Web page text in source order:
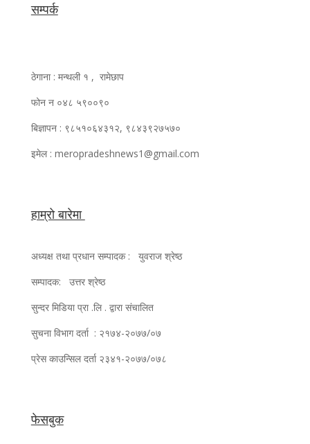
सम्पर्क
ठेगाना : मन्थली १ , रामेछाप
फोन न ०४८ ५९००९०
बिज्ञापन : ९८५१०६४३१२, ९८४३९२७५७०
इमेल : meropradeshnews1@gmail.com
हाम्रो बारेमा
अध्यक्ष तथा प्रधान सम्पादक : युवराज श्रेष्ठ
सम्पादक: उत्तर श्रेष्ठ
सुन्दर मिडिया प्रा .लि . द्वारा संचालित
सुचना विभाग दर्ता : २१७४-२०७७/०७
प्रेस काउन्सिल दर्ता २३४१-२०७७/०७८
फेसबुक